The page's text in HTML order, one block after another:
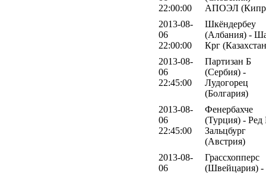
22:00:00
АПОЭЛ
2013-08-
06
22:00:00
Шкёндербеу
(Албания) -
Крг
2013-08-
06
22:45:00
Партизан Б
(Сербия) -
Лудогорец
(Болгария)
2013-08-
06
22:45:00
Фенербахче
(Турция) - Ред
Зальцбург
(Австрия)
2013-08-
06
Грассхопперс
(Швейцария) -